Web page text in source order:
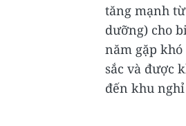
tăng mạnh
dưỡng) cho
năm gặp
sắc và được
đến khu